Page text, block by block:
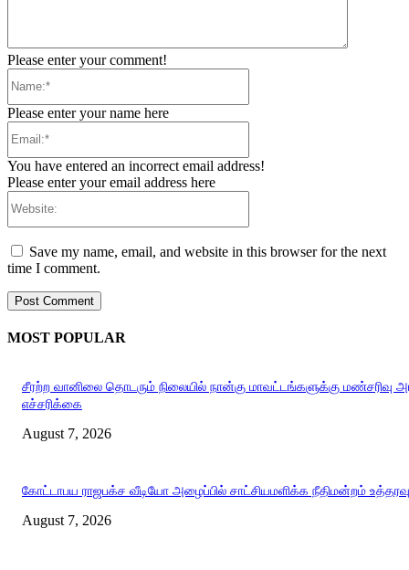
Please enter your comment!
Please enter your name here
You have entered an incorrect email address!
Please enter your email address here
Save my name, email, and website in this browser for the next
time I comment.
MOST POPULAR
சீரற்ற வானிலை தொடரும் நிலையில் நான்கு மாவட்டங்களுக்கு மண்சரிவு
எச்சரிக்கை
August 7, 2026
கோட்டாபய ராஜபக்ச வீடியோ அழைப்பில் சாட்சியமளிக்க நீதிமன்றம் உத்தரவு
August 7, 2026